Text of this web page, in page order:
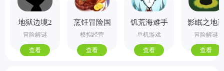
地狱边境2
手机版
冒险解谜
查看
烹饪冒险国
际服
模拟经营
查看
饥荒海难手
机版
单机游戏
查看
影眠之地
式版
冒险解谜
查看